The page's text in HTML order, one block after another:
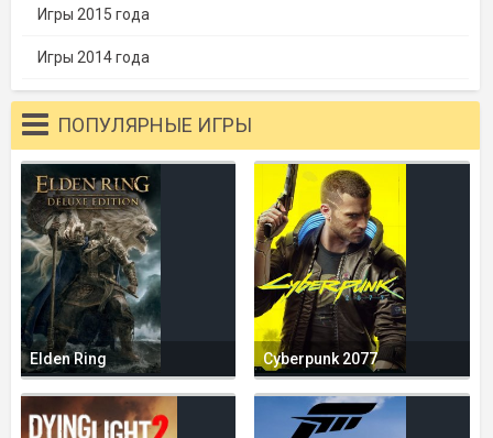
Игры 2015 года
Игры 2014 года
ПОПУЛЯРНЫЕ ИГРЫ
Elden Ring Cyberpunk 2077